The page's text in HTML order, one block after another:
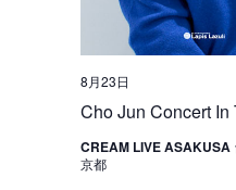
Cho Jun Concert In
8月23日
CREAM LIVE ASAKUSA
京都